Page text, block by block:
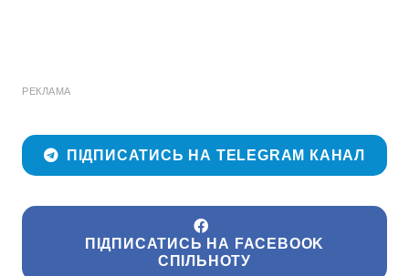
РЕКЛАМА
ПІДПИСАТИСЬ НА TELEGRAM КАНАЛ
ПІДПИСАТИСЬ НА FACEBOOK
СПІЛЬНОТУ